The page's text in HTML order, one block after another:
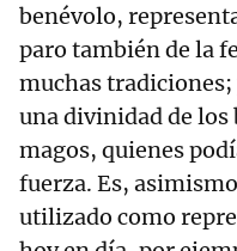
benévolo,
paro también de la
muchas
una divinidad de los
magos, quienes
fuerza. Es,
utilizado como